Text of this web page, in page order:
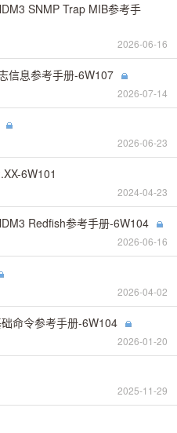
SNMP Trap MIB参考手
2026-06-16
信息参考手册-6W107
2026-07-14
2026-06-23
6W101
2024-04-23
Redfish参考手册-6W104
2026-06-16
2026-04-02
命令参考手册-6W104
2026-01-20
2025-11-29